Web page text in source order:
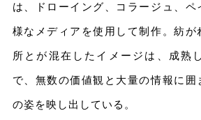
は、ドローイング、コラージュ、ペ
様なメディアを使⽤して制作。紡が
所とが混在したイメージは、成熟
で、無数の価値観と⼤量の情報に囲
の姿を映し出している。